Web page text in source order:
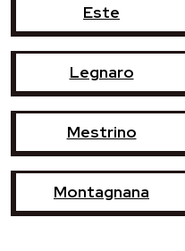
Este
Legnaro
Mestrino
Montagnana